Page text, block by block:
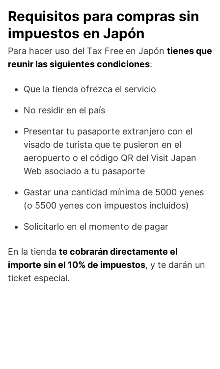
Requisitos para compras sin
impuestos en Japón
Para hacer uso del Tax Free en Japón tienes que
reunir las siguientes condiciones:
Que la tienda ofrezca el servicio
No residir en el país
Presentar tu pasaporte extranjero con el
visado de turista que te pusieron en el
aeropuerto o el código QR del Visit Japan
Web asociado a tu pasaporte
Gastar una cantidad mínima de 5000 yenes
(o 5500 yenes con impuestos incluidos)
Solicitarlo en el momento de pagar
En la tienda te cobrarán directamente el
importe sin el 10% de impuestos, y te darán un
ticket especial.